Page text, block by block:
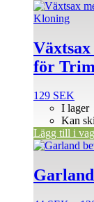
för
129 SEK
I lager
Kan
Lägg till i
Den
produkten
har